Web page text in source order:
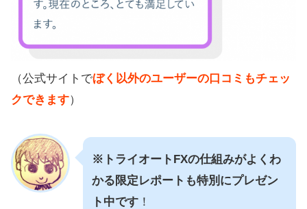
（公式サイトでぼく以外のユーザーの口コミもチェッ
クできます）
※トライオートFXの仕組みがよくわ
かる限定レポートも特別にプレゼン
ト中です ！